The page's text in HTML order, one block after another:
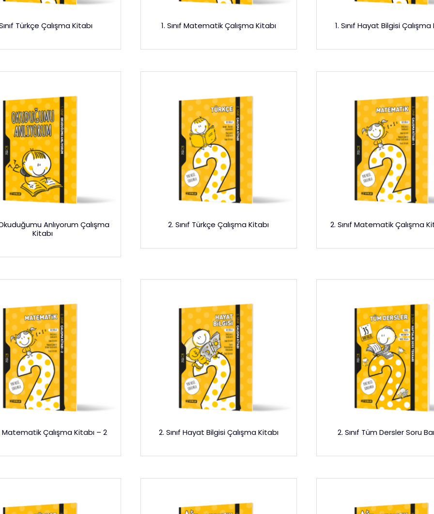
Türkçe Çalışma Kitabı 1. Sınıf Matematik Çalışma Kitabı 1. Sınıf Hayat Bilgisi Çalışma
Okuduğumu Anlıyorum Çalışma
Kitabı
2. Sınıf Türkçe Çalışma Kitabı 2. Sınıf Matematik Çalışma
Matematik Çalışma Kitabı – 2 2. Sınıf Hayat Bilgisi Çalışma Kitabı 2. Sınıf Tüm Dersler Soru